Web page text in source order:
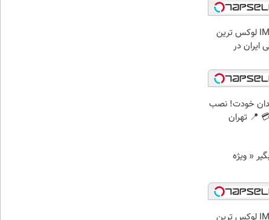
بازدید از IM LS7 لوکس ترین
ایران در
خودت! نصب
📍 تهران
وام بگیر « ویژه